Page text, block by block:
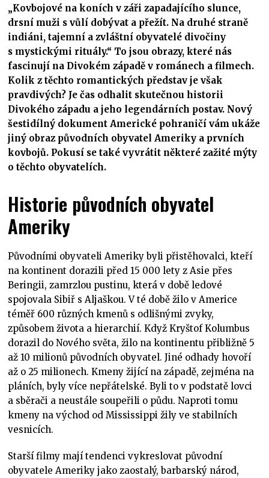
„Kovbojové na koních v záři zapadajícího slunce,
drsní muži s vůlí dobývat a přežít. Na druhé straně
indiáni, tajemní a zvláštní obyvatelé divočiny
s mystickými rituály.“ To jsou obrazy, které nás
fascinují na Divokém západě v románech a filmech.
Kolik z těchto romantických představ je však
pravdivých? Je čas odhalit skutečnou historii
Divokého západu a jeho legendárních postav. Nový
šestidílný dokument Americké pohraničí vám ukáže
jiný obraz původních obyvatel Ameriky a prvních
kovbojů. Pokusí se také vyvrátit některé zažité mýty
o těchto obyvatelích.
Historie původních obyvatel
Ameriky
Původními obyvateli Ameriky byli přistěhovalci, kteří
na kontinent dorazili před 15 000 lety z Asie přes
Beringii, zamrzlou pustinu, která v době ledové
spojovala Sibiř s Aljaškou. V té době žilo v Americe
téměř 600 různých kmenů s odlišnými zvyky,
způsobem života a hierarchií. Když Kryštof Kolumbus
dorazil do Nového světa, žilo na kontinentu přibližně 5
až 10 milionů původních obyvatel. Jiné odhady hovoří
až o 25 milionech. Kmeny žijící na západě, zejména na
pláních, byly více nepřátelské. Byli to v podstatě lovci
a sběrači a neustále soupeřili o půdu. Naproti tomu
kmeny na východ od Mississippi žily ve stabilních
vesnicích.
Starší filmy mají tendenci vykreslovat původní
obyvatele Ameriky jako zaostalý, barbarský národ,